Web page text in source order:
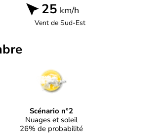
25 km/h
Vent deSud-Est
Scénario n°2
Nuages et soleil
26% de probabilité